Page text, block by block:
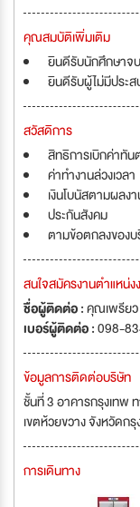
คุณสมบัติเพิ่มเติม
ยินดีรับนักศึกษาจ
ยินดีรับผู้ไม่มีประ
สวัสดิการ
สิทธิการเบิกค่าทั
ค่าทำงานล่วงเวลา
เงินโบนัสตามผลง
ประกันสังคม
ตามข้อตกลงของ
สนใจสมัครงานตำแห
ชื่อผู้ติดต่อ :คุณเพรียว
เบอร์ผู้ติดต่อ :098-
ข้อมูลการติดต่อบริษัท
ชั้นที่ 3 อาคารกรุงเทพ
เขตห้วยขวาง จังหวัดก
การเดินทาง